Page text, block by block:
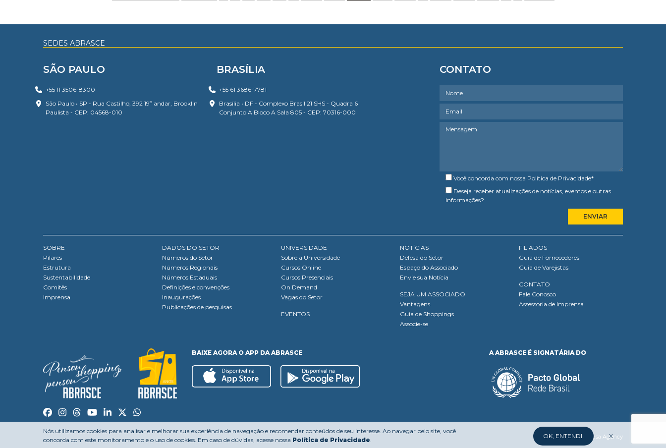
SEDES ABRASCE
SÃO PAULO
+55 11 3506-8300
São Paulo • SP - Rua Castilho, 392 19º andar, Brooklin
Paulista - CEP: 04568-010
BRASÍLIA
+55 61 3686-7781
Brasília • DF - Complexo Brasil 21 SHS - Quadra 6
Conjunto A Bloco A Sala 805 - CEP: 70316-000
CONTATO
Você concorda com nossa Política de Privacidade*
Deseja receber atualizações de notícias, eventos e outras
informações?
SOBRE
Pilares
Estrutura
Sustentabilidade
Comitês
Imprensa
DADOS DO SETOR
Números do Setor
Números Regionais
Números Estaduais
Definições e convenções
Inaugurações
Publicações de pesquisas
UNIVERSIDADE
Sobre a Universidade
Cursos Online
Cursos Presenciais
On Demand
Vagas do Setor
EVENTOS
NOTÍCIAS
Defesa do Setor
Espaço do Associado
Envie sua Notícia
SEJA UM ASSOCIADO
Vantagens
Guia de Shoppings
Associe-se
FILIADOS
Guia de Fornecedores
Guia de Varejistas
CONTATO
Fale Conosco
Assessoria de Imprensa
BAIXE AGORA O APP DA ABRASCE A ABRASCE É SIGNATÁRIA DO
Desenvolvido por:Mufasa Agency
Nós utilizamos cookies para analisar e melhorar sua experiência de navegação e recomendar conteúdos de seu interesse. Ao navegar pelo site, você
concorda com este monitoramento e o uso de cookies. Em caso de dúvidas, acesse nossa Política de Privacidade.
OK, ENTENDI! X